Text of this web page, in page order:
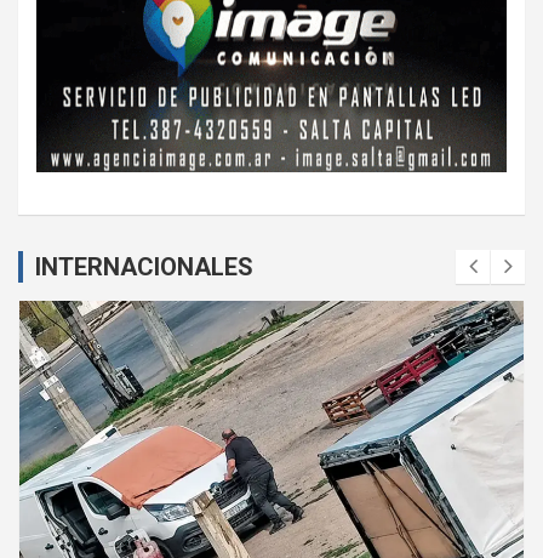
INTERNACIONALES